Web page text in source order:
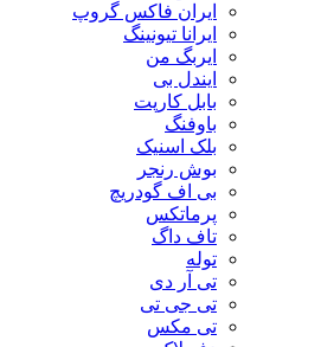
ایران فاکس گروپ
ایرانا تیونینگ
ایربگ من
ایندل بی
بابل کارپت
باوفنگ
بلک اسنیک
بوش رنجر
بی اف گودریچ
پرماتکس
تاف داگ
توله
تی آر دی
تی جی تی
تی مکس